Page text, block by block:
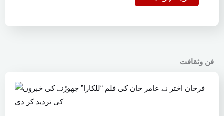
فن وثقافت